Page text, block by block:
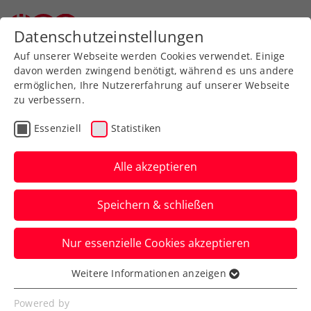
Aktuelle News
News filtern
Datenschutzeinstellungen
Auf unserer Webseite werden Cookies verwendet. Einige
davon werden zwingend benötigt, während es uns andere
ermöglichen, Ihre Nutzererfahrung auf unserer Webseite
zu verbessern.
Essenziell Statistiken
Alle akzeptieren
Speichern & schließen
Nur essenzielle Cookies akzeptieren
Essenziell
Essenzielle Cookies werden für grundlegende
Weitere Informationen anzeigen
Powered by